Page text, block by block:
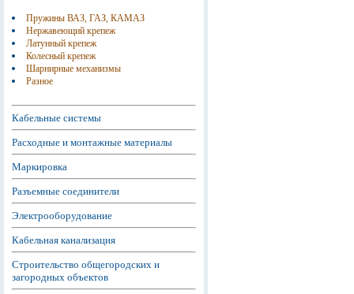
Пружины ВАЗ, ГАЗ, КАМАЗ
Нержавеющий крепеж
Латунный крепеж
Колесный крепеж
Шарнирные механизмы
Разное
Кабельные системы
Расходные и монтажные материалы
Маркировка
Разъемные соединители
Электрооборудование
Кабельная канализация
Строительство общегородских и
загородных объектов